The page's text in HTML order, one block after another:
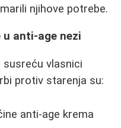
njihove potrebe.
u anti-age nezi
susreću vlasnici
protiv starenja su:
anti-age krema